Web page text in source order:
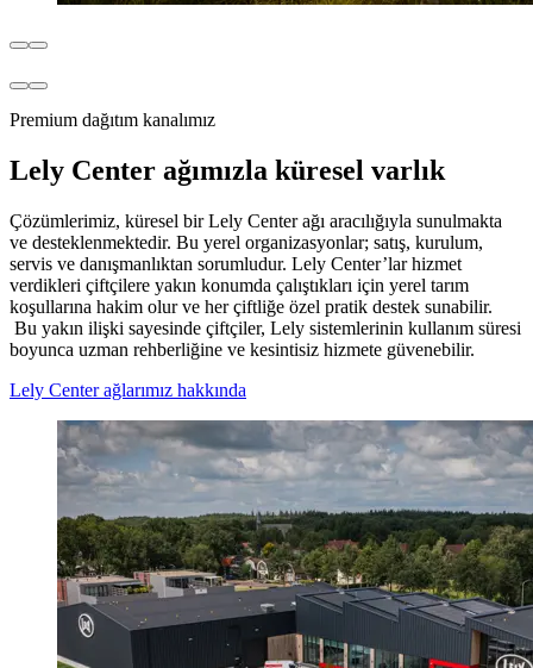
Premium dağıtım kanalımız
Lely Center ağımızla küresel varlık
Çözümlerimiz, küresel bir Lely Center ağı aracılığıyla sunulmakta
ve desteklenmektedir. Bu yerel organizasyonlar; satış, kurulum,
servis ve danışmanlıktan sorumludur. Lely Center’lar hizmet
verdikleri çiftçilere yakın konumda çalıştıkları için yerel tarım
koşullarına hakim olur ve her çiftliğe özel pratik destek sunabilir.
Bu yakın ilişki sayesinde çiftçiler, Lely sistemlerinin kullanım süresi
boyunca uzman rehberliğine ve kesintisiz hizmete güvenebilir.
Lely Center ağlarımız hakkında